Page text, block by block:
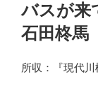
日:
バスが
石田柊馬
所収：『現代